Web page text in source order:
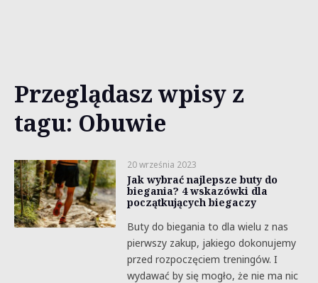
Przeglądasz wpisy z
tagu: Obuwie
20 września 2023
Jak wybrać najlepsze buty do
biegania? 4 wskazówki dla
początkujących biegaczy
Buty do biegania to dla wielu z nas
pierwszy zakup, jakiego dokonujemy
przed rozpoczęciem treningów. I
wydawać by się mogło, że nie ma nic